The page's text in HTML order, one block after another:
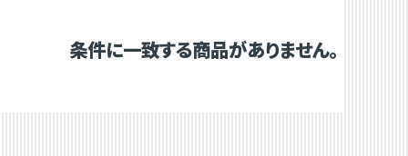
条件に一致する商品がありません。